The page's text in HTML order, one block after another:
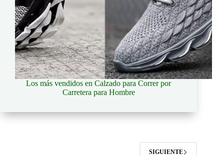
Los más vendidos en Calzado para Correr por
Carretera para Hombre
SIGUIENTE